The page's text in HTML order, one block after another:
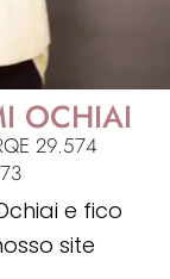
OCHIAI
29.574
e fico
site